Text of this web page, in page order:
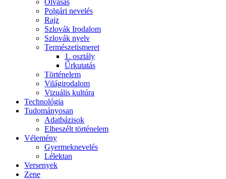
Olvasás
Polgári nevelés
Rajz
Szlovák Irodalom
Szlovák nyelv
Természetismeret
1. osztály
Űrkutatás
Történelem
Világirodalom
Vizuális kultúra
Technológia
Tudományosan
Adatbázisok
Elbeszélt történelem
Vélemény
Gyermeknevelés
Lélektan
Versenyek
Zene